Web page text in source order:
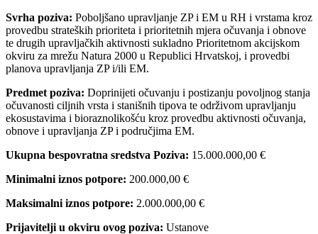
Svrha poziva: Poboljšano upravljanje ZP i EM u RH i vrstama kroz
provedbu strateških prioriteta i prioritetnih mjera očuvanja i obnove
te drugih upravljačkih aktivnosti sukladno Prioritetnom akcijskom
okviru za mrežu Natura 2000 u Republici Hrvatskoj, i provedbi
planova upravljanja ZP i/ili EM.
Predmet poziva: Doprinijeti očuvanju i postizanju povoljnog stanja
očuvanosti ciljnih vrsta i stanišnih tipova te održivom upravljanju
ekosustavima i bioraznolikošću kroz provedbu aktivnosti očuvanja,
obnove i upravljanja ZP i područjima EM.
Ukupna bespovratna sredstva Poziva: 15.000.000,00 €
Minimalni iznos potpore: 200.000,00 €
Maksimalni iznos potpore: 2.000.000,00 €
Prijavitelji u okviru ovog poziva: Ustanove